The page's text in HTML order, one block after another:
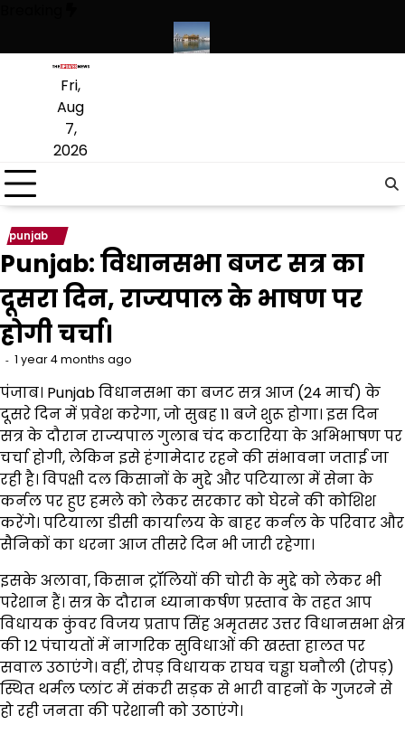
content
Fri,
Aug
7,
2026
punjab
Punjab: विधानसभा बजट सत्र का
दूसरा दिन, राज्यपाल के भाषण पर
होगी चर्चा।
1 year 4 months ago
पंजाब। Punjab विधानसभा का बजट सत्र आज (24 मार्च) के
दूसरे दिन में प्रवेश करेगा, जो सुबह 11 बजे शुरू होगा। इस दिन
सत्र के दौरान राज्यपाल गुलाब चंद कटारिया के अभिभाषण पर
चर्चा होगी, लेकिन इसे हंगामेदार रहने की संभावना जताई जा
रही है। विपक्षी दल किसानों के मुद्दे और पटियाला में सेना के
कर्नल पर हुए हमले को लेकर सरकार को घेरने की कोशिश
करेंगे। पटियाला डीसी कार्यालय के बाहर कर्नल के परिवार और
सैनिकों का धरना आज तीसरे दिन भी जारी रहेगा।
इसके अलावा, किसान ट्रॉलियों की चोरी के मुद्दे को लेकर भी
परेशान हैं। सत्र के दौरान ध्यानाकर्षण प्रस्ताव के तहत आप
विधायक कुंवर विजय प्रताप सिंह अमृतसर उत्तर विधानसभा क्षेत्र
की 12 पंचायतों में नागरिक सुविधाओं की खस्ता हालत पर
सवाल उठाएंगे। वहीं, रोपड़ विधायक राघव चड्ढा घनौली (रोपड़)
स्थित थर्मल प्लांट में संकरी सड़क से भारी वाहनों के गुजरने से
हो रही जनता की परेशानी को उठाएंगे।